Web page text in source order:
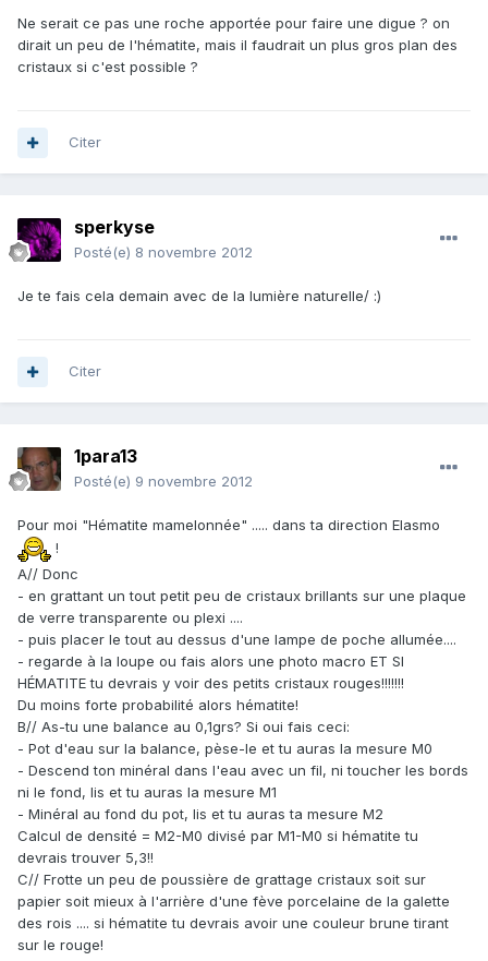
Ne serait ce pas une roche apportée pour faire une digue ? on
dirait un peu de l'hématite, mais il faudrait un plus gros plan des
cristaux si c'est possible ?
Citer
sperkyse
Posté(e) 8 novembre 2012
Je te fais cela demain avec de la lumière naturelle/ :)
Citer
1para13
Posté(e) 9 novembre 2012
Pour moi "Hématite mamelonnée" ..... dans ta direction Elasmo
!
A// Donc
- en grattant un tout petit peu de cristaux brillants sur une plaque
de verre transparente ou plexi ....
- puis placer le tout au dessus d'une lampe de poche allumée....
- regarde à la loupe ou fais alors une photo macro ET SI
HÉMATITE tu devrais y voir des petits cristaux rouges!!!!!!!
Du moins forte probabilité alors hématite!
B// As-tu une balance au 0,1grs? Si oui fais ceci:
- Pot d'eau sur la balance, pèse-le et tu auras la mesure M0
- Descend ton minéral dans l'eau avec un fil, ni toucher les bords
ni le fond, lis et tu auras la mesure M1
- Minéral au fond du pot, lis et tu auras ta mesure M2
Calcul de densité = M2-M0 divisé par M1-M0 si hématite tu
devrais trouver 5,3!!
C// Frotte un peu de poussière de grattage cristaux soit sur
papier soit mieux à l'arrière d'une fève porcelaine de la galette
des rois .... si hématite tu devrais avoir une couleur brune tirant
sur le rouge!